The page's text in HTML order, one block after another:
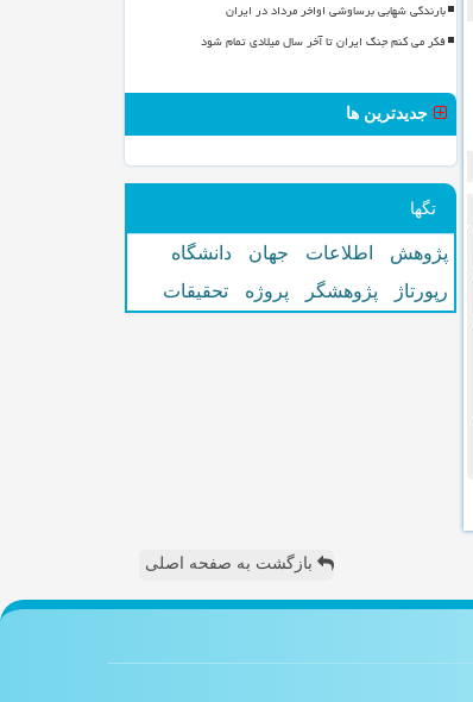
بارندگی شهابی برساوشی اواخر مرداد در ایران
فکر می کنم جنگ ایران تا آخر سال میلادی تمام شود
جدیدترین ها
تگها
پژوهش اطلاعات جهان
دانشگاه
رپورتاژ
پژوهشگر پروژه تحقیقات
بازگشت به صفحه اصلی